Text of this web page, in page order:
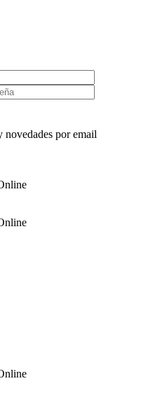
novedades por email